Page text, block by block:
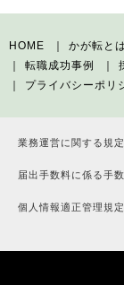
HOME かが転とは
転職成功事例
プライバシーポリ
業務運営に関する規定
届出手数料に係る手
個人情報適正管理規定